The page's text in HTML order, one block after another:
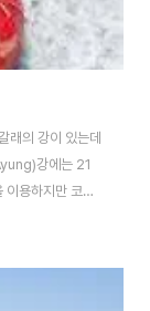
래의 강이 있는데
강에는 21
이용하지만 코스
래서 길거리 여
래프팅은 계곡을